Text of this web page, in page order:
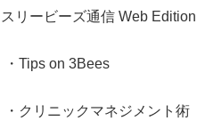
スリービーズ通信 Web Edition
Tips on 3Bees
クリニックマネジメント術